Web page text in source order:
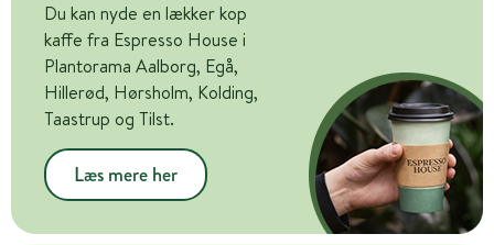
Du kan nyde en lækker kop
kaffe fra Espresso House i
Plantorama Aalborg, Egå,
Hillerød, Hørsholm, Kolding,
Taastrup og Tilst.
Læs mere her